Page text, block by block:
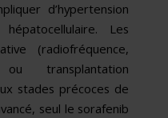
d’hypertension
Les
(radiofréquence,
transplantation
stades précoces de
seul le sorafenib